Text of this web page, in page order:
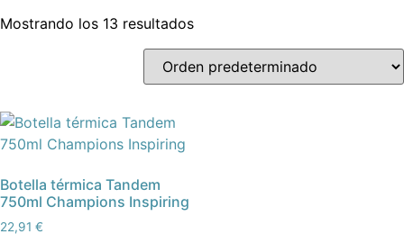
Mostrando los 13 resultados
Botella térmica Tandem
750ml Champions Inspiring
22,91 €